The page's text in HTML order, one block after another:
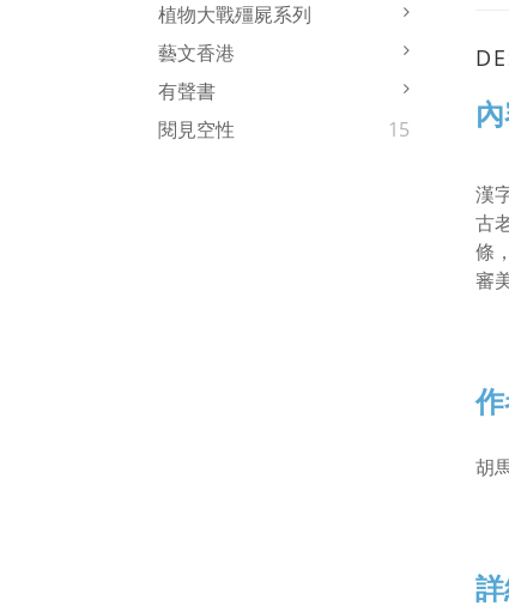
植物大戰殭屍系列
藝文香港
有聲書
閱見空性
15
漢
古
條
審
胡